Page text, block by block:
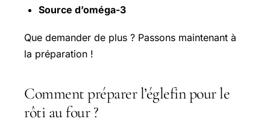
Source d’oméga-3
Que demander de plus ? Passons maintenant à
la préparation !
Comment préparer l’églefin pour le
rôti au four ?